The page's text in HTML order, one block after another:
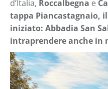
d’Italia, Roccalbegna e
tappa Piancastagnaio,
iniziato: Abbadia San
intraprendere anche in